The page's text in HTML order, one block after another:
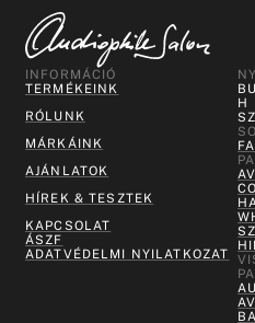
INFORMÁCIÓ
TERMÉKEINK
RÓLUNK
MÁRKÁINK
AJÁNLATOK
HÍREK & TESZTEK
KAPCSOLAT
ÁSZF
ADATVÉDELMI NYILATKOZAT
H